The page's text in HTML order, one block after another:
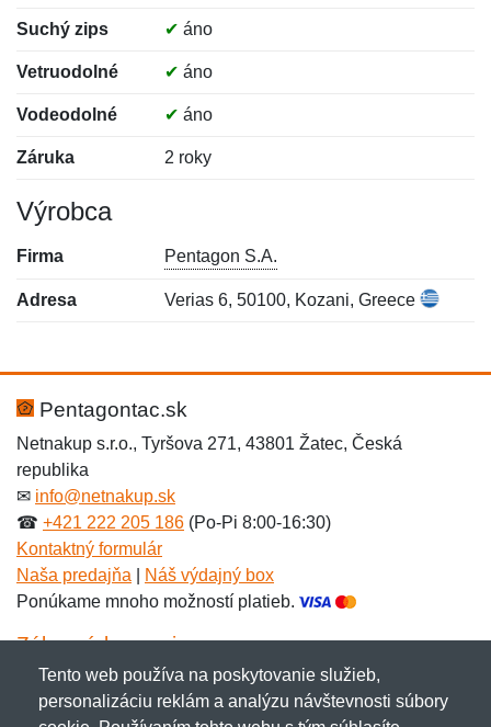
Suchý zips ✔ áno
Vetruodolné ✔ áno
Vodeodolné ✔ áno
Záruka 2 roky
Výrobca
Firma Pentagon S.A.
Adresa Verias 6, 50100, Kozani, Greece
Hodnotenie:
Meno:*
E-mail:
Správa*
Meno:
E-mail:*
Správa*
Pentagontac.sk
Netnakup s.r.o., Tyršova 271, 43801 Žatec, Česká
republika
✉ info@netnakup.sk
☎ +421 222 205 186 (Po-Pi 8:00-16:30)
Kontaktný formulár
Naša predajňa
Náš výdajný box
Ponúkame mnoho možností platieb.
Zákaznícky servis
Novinky emailom
Tento web používa na poskytovanie služieb,
personalizáciu reklám a analýzu návštevnosti súbory